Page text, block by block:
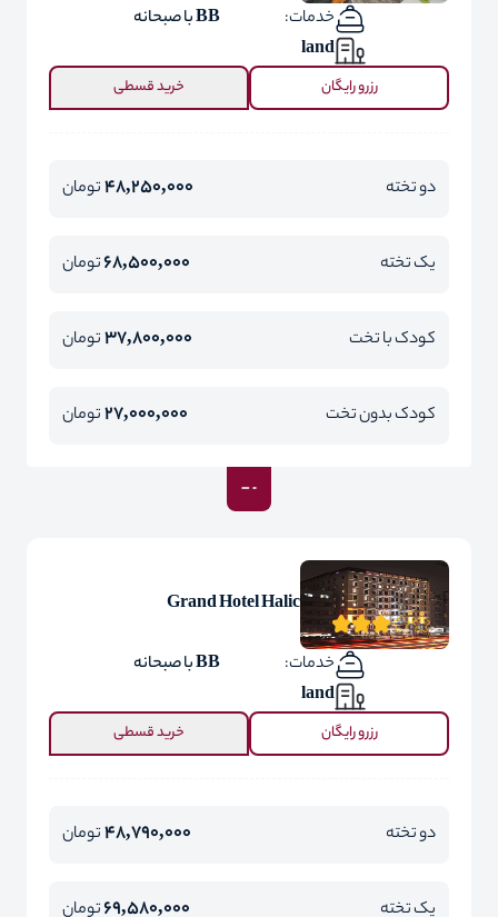
خدمات:
BB با صبحانه
land
رزرو رایگان خرید قسطی
دو تخته 48,250,000تومان
یک تخته 68,500,000تومان
کودک با تخت 37,800,000تومان
کودک بدون تخت 27,000,000تومان
Grand Hotel Halic
خدمات:
BB با صبحانه
land
رزرو رایگان خرید قسطی
دو تخته 48,790,000تومان
یک تخته 69,580,000تومان